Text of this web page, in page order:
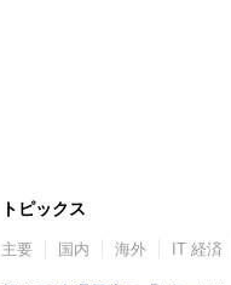
トピックス
主要 国内 海外 IT 経済